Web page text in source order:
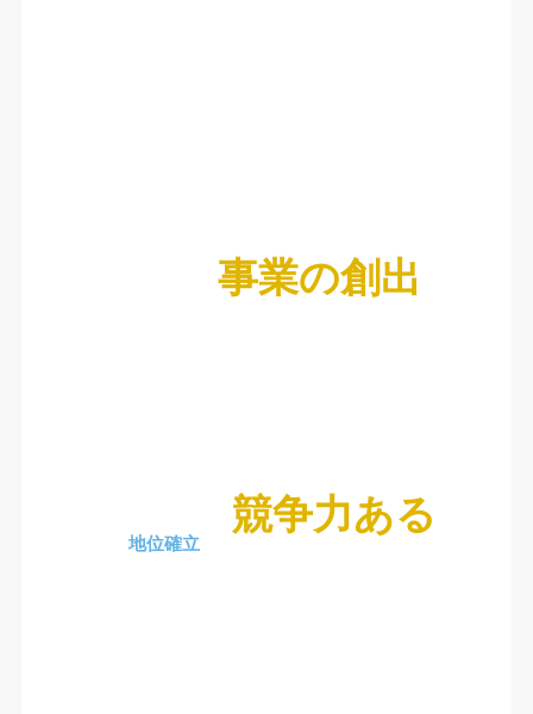
競争力ある
事業の創出
地位確立